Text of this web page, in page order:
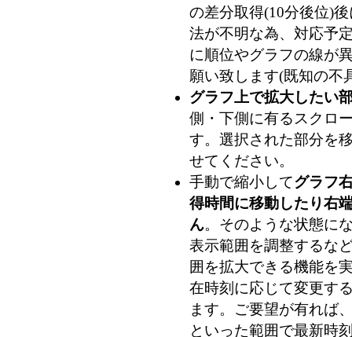
の差分取得(10分後位)
法が不明な為、対応予
に順位やグラフの線が
願い致します(既知の不
グラフ上で拡大したい
側・下側に有るスクロ
す。選択された部分を
せてください。
手動で縮小してグラフ
得時間に移動したり右
ん。そのような状態に
表示範囲を調整するな
囲を拡大できる機能を
在時刻に応じて変更す
ます。ご要望が有れば
といった範囲で最新時